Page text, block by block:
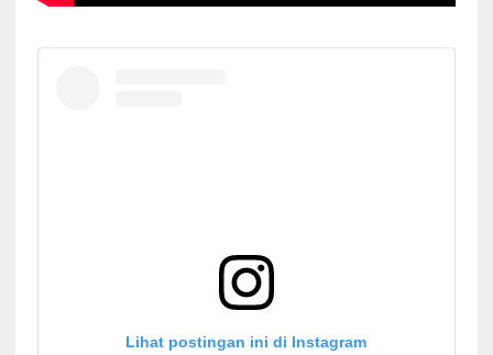
Lihat postingan ini di Instagram